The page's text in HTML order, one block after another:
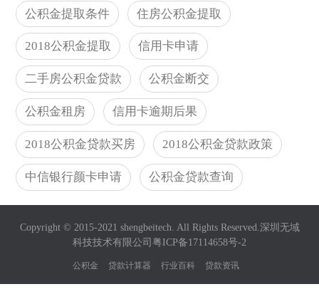
贷款那些事儿：你准备好了吗？
2024-04-01
抵押安置房能贷多少？一文告诉你贷款额度怎么定！
2024-03-27
公积金提取条件 住房公积金提取
2018公积金提取 信用卡申请
二手房公积金贷款 公积金断交
公积金租房 信用卡逾期后果
2018公积金贷款买房 2018公积金贷款政策
中信银行颜卡申请 公积金贷款查询
Copyright © 2015-2021 shengbeitech. All Rights Reserved.深圳无域
科技技术有限公司粤ICP备17114658号-2
公积金 贷款计算器 行业百科 贷款资讯